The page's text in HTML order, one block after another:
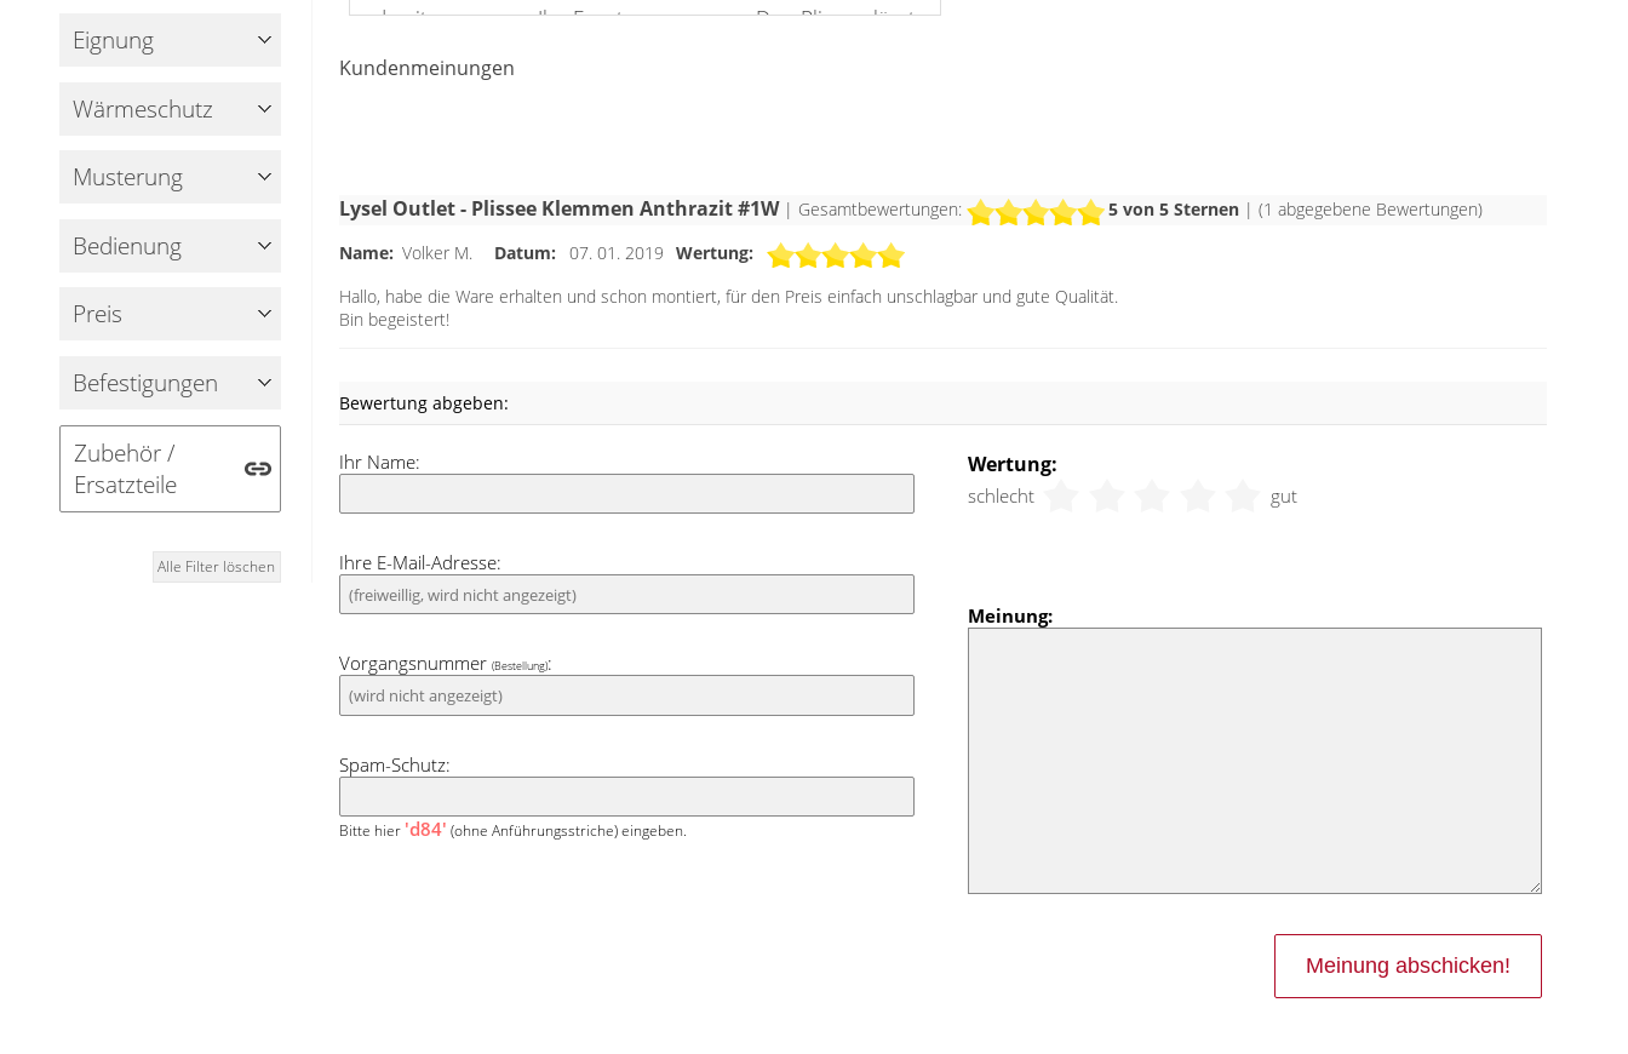
Gardinenstange
Eignung
Wärme­schutz
Musterung
Bedienung
Preis
Befestigungen
Zubehör /
Ersatzteile
Alle Filter löschen
damit genau an Ihr Fenster anpassen. Das Plissee lässt
frei vor der Fensterfläche positionieren, um den
Grau hat oft etwas Seriöses und strenges. In Räumen, in
denen klare Farben, zum Beispiel ein Orange, ein Gelb
oder auch Lila dekorative Akzente setzen kann es aber
einen Touch Moderne bringen.
Kundenmeinungen
Lysel Outlet - Plissee Klemmen Anthrazit #1W| Gesamtbewertungen: 5von 5 Sternen | (1 abgegebene Bewertungen)
Name: Volker M. Datum: 07. 01. 2019 Wertung:
Hallo, habe die Ware erhalten und schon montiert, für den Preis einfach unschlagbar und gute Qualität.
Bin begeistert!
Bewertung abgeben:
Wertung:
schlecht gut
Meinung:
Ihr Name:
Ihre E-Mail-Adresse:
Vorgangsnummer(Bestellung):
Spam-Schutz:
Bitte hier 'd84' (ohne Anführungsstriche) eingeben.